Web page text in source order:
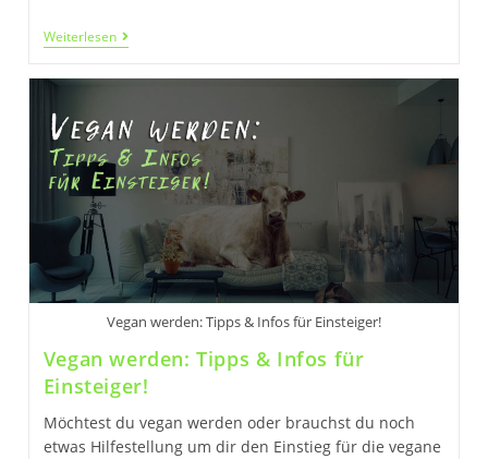
WeiterlesenLeben
Ohne
Kannst
Du
Plastikfrei
Leben!
Vegan werden: Tipps & Infos für Einsteiger!
Vegan werden: Tipps & Infos für
Einsteiger!
Möchtest du vegan werden oder brauchst du noch
etwas Hilfestellung um dir den Einstieg für die vegane